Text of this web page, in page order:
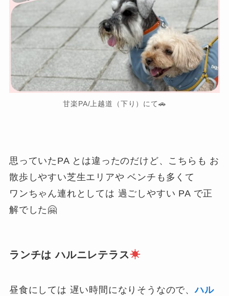
甘楽PA/上越道（下り）にて🚗
思っていたPA とは違ったのだけど、こちらも お
散歩しやすい芝生エリアや ベンチも多くて
ワンちゃん連れとしては 過ごしやすい PA で正
解でした🤗
ランチは ハルニレテラス☀
昼食にしては 遅い時間になりそうなので、ハル